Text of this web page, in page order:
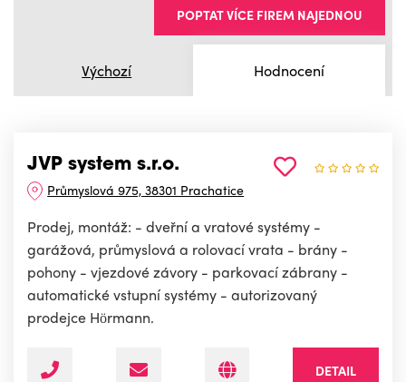
Výchozí Hodnocení
POPTAT VÍCE FIREM NAJEDNOU
JVP system s.r.o.
Průmyslová 975, 38301 Prachatice
Prodej, montáž: - dveřní a vratové systémy -
garážová, průmyslová a rolovací vrata - brány -
pohony - vjezdové závory - parkovací zábrany -
automatické vstupní systémy - autorizovaný
prodejce Hörmann.
DETAIL